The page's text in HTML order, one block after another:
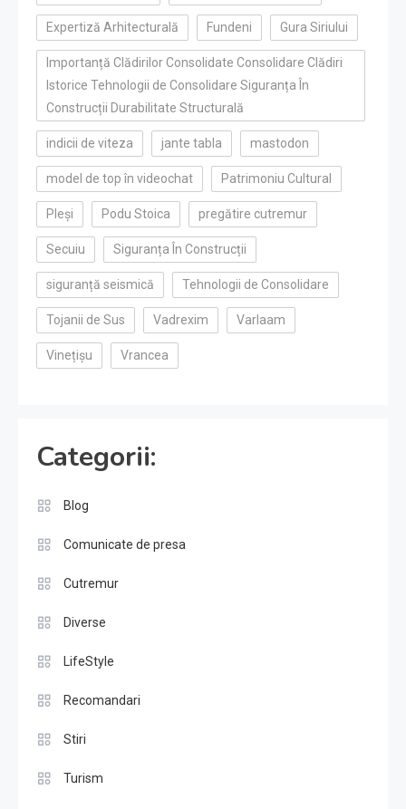
Expertiză Arhitecturală Fundeni Gura Siriului
Importanță Clădirilor Consolidate Consolidare Clădiri
Istorice Tehnologii de Consolidare Siguranța În
Construcții Durabilitate Structurală
indicii de viteza jante tabla mastodon
model de top în videochat Patrimoniu Cultural
Pleși Podu Stoica pregătire cutremur
Secuiu Siguranța În Construcții
siguranță seismică Tehnologii de Consolidare
Tojanii de Sus Vadrexim Varlaam
Vinețișu Vrancea
Categorii:
Blog
Comunicate de presa
Cutremur
Diverse
LifeStyle
Recomandari
Stiri
Turism